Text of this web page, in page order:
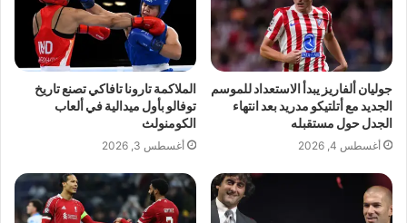
جوليان ألفاريز يبدأ الاستعداد للموسم
الجديد مع أتلتيكو مدريد بعد انتهاء
الجدل حول مستقبله
أغسطس 4, 2026
الملاكمة تارونا تافاكي تصنع تاريخ
توفالو بأول ميدالية في ألعاب
الكومنولث
أغسطس 3, 2026